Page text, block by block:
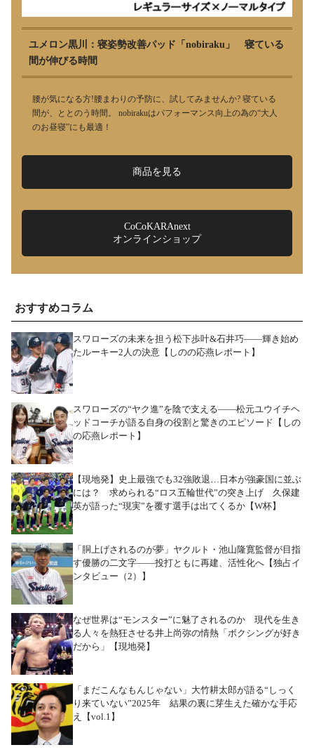
ユメロン黒川：寝姿勢改善パッド「nobiraku」 寝ている
間が伸びる時間
腰が気になる方!腰まわりの予防に、試してみませんか? 寝ている
間が、ととのう時間。 nobirakuはパフォーマンス向上の為の“大人
のお昼寝”にも最適！
商品を見る
CoCoKARAnext
オンラインショップ
おすすめコラム
スワローズの未来を担う松下歩叶&石井巧――輝き始め
たルーキー2人の決意【しのの応燕レポート】
スワローズの“ヤク進”を陰で支える――松元ユウイチヘ
ッドコーチが語る自身の役割と驚きのエピソード【しの
の応燕レポート】
【現地発】史上最強でも32強敗退…日本が強豪国に並ぶ
には？ 求められる“ロス五輪世代”の突き上げ 久保建
英が語った“現実”を覆す選手は出てくるか【W杯】
「胴上げされるのが夢」ヤクルト・池山隆寛監督が目指
す優勝の二文字――投打ともに再建、活性化へ【独占イ
ンタビュー（2）】
なぜ世界は“モンスター”に魅了されるのか 現代を生き
る人々を熱狂させる井上尚弥の情熱「ボクシングが好き
だから」【現地発】
「まだこんなもんじゃない」大竹耕太郎が語る“しっく
り来ていない”2025年 結果の裏に芽生えた確かな手応
え【vol.1】